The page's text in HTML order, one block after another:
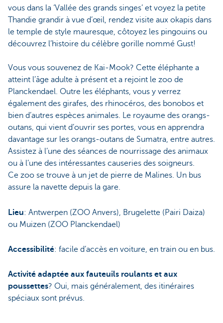
vous dans la ‘Vallée des grands singes’ et voyez la petite
Thandie grandir à vue d’œil, rendez visite aux okapis dans
le temple de style mauresque, côtoyez les pingouins ou
découvrez l’histoire du célèbre gorille nommé Gust!
Vous vous souvenez de Kai-Mook? Cette éléphante a
atteint l’âge adulte à présent et a rejoint le zoo de
Planckendael. Outre les éléphants, vous y verrez
également des girafes, des rhinocéros, des bonobos et
bien d’autres espèces animales. Le royaume des orangs-
outans, qui vient d’ouvrir ses portes, vous en apprendra
davantage sur les orangs-outans de Sumatra, entre autres.
Assistez à l’une des séances de nourrissage des animaux
ou à l’une des intéressantes causeries des soigneurs.
Ce zoo se trouve à un jet de pierre de Malines. Un bus
assure la navette depuis la gare.
Lieu: Antwerpen (ZOO Anvers), Brugelette (Pairi Daiza)
ou Muizen (ZOO Planckendael)
Accessibilité: facile d’accès en voiture, en train ou en bus.
Activité adaptée aux fauteuils roulants et aux
poussettes? Oui, mais généralement, des itinéraires
spéciaux sont prévus.